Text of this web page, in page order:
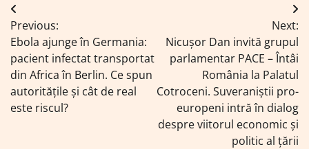
Navigare
în
articole
Previous:
Ebola ajunge în Germania:
pacient infectat transportat
din Africa în Berlin. Ce spun
autoritățile și cât de real
este riscul?
Next:
Nicușor Dan invită grupul
parlamentar PACE – Întâi
România la Palatul
Cotroceni. Suveraniștii pro-
europeni intră în dialog
despre viitorul economic și
politic al țării